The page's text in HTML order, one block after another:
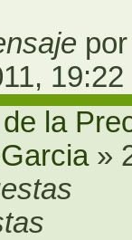
19:22
la
»